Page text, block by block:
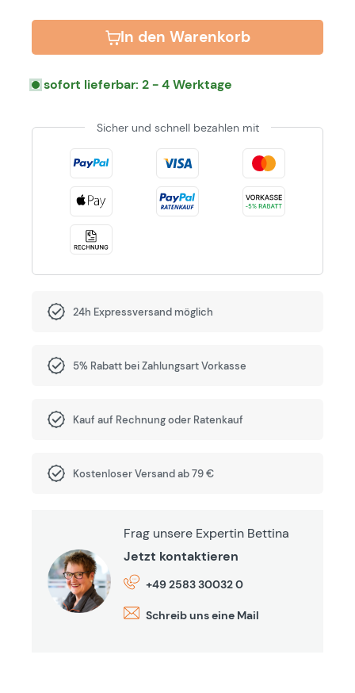
In den Warenkorb
sofort lieferbar: 2 - 4 Werktage
Sicher und schnell bezahlen mit
24h Expressversand möglich
5% Rabatt bei Zahlungsart Vorkasse
Kauf auf Rechnung oder Ratenkauf
Kostenloser Versand ab 79 €
Frag unsere Expertin Bettina
Jetzt kontaktieren
+49 2583 30032 0
Schreib uns eine Mail